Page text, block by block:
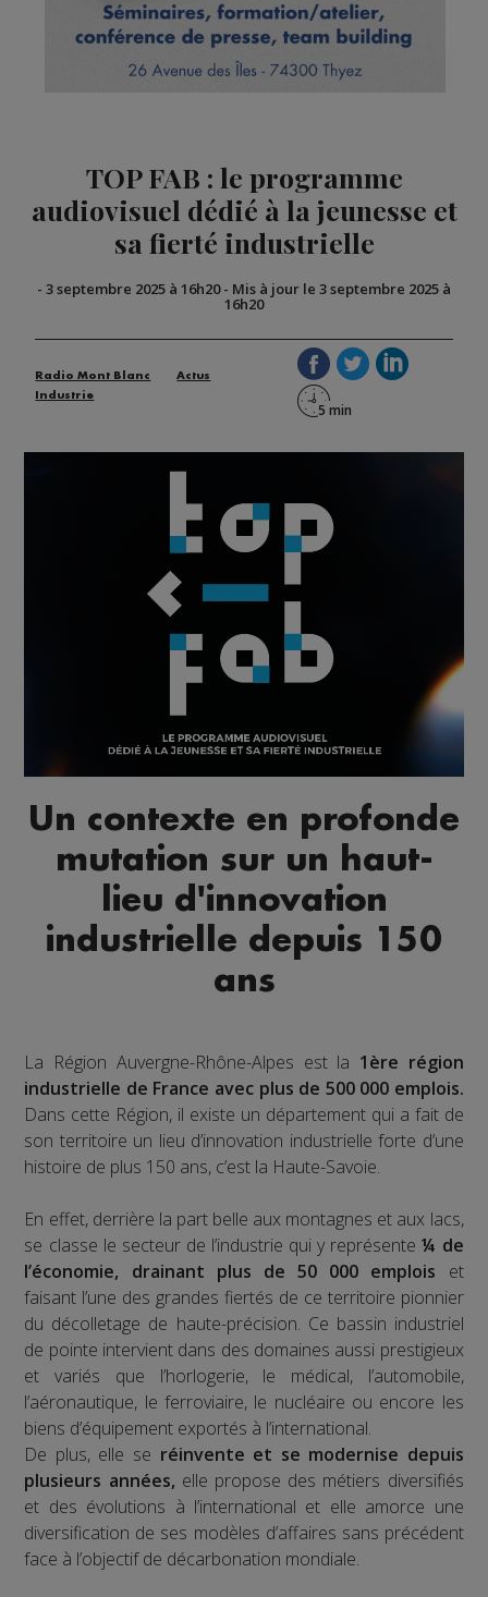
TOP FAB : le programme
audiovisuel dédié à la jeunesse et
sa fierté industrielle
- 3 septembre 2025 à 16h20- Mis à jour le 3 septembre 2025 à
16h20
Radio Mont Blanc
Actus
Industrie
Un contexte en profonde
mutation sur un haut-
lieu d'innovation
industrielle depuis 150
ans
La Région Auvergne-Rhône-Alpes est la 1ère région
industrielle de France avec plus de 500 000 emplois.
Dans cette Région, il existe un département qui a fait de
son territoire un lieu d’innovation industrielle forte d’une
histoire de plus 150 ans, c’est la Haute-Savoie.
En effet, derrière la part belle aux montagnes et aux lacs,
se classe le secteur de l’industrie qui y représente¼ de
l’économie, drainant plus de 50 000 emplois et
faisant l’une des grandes fiertés de ce territoire pionnier
du décolletage de haute-précision. Ce bassin industriel
de pointe intervient dans des domaines aussi prestigieux
et variés que l’horlogerie, le médical, l’automobile,
l’aéronautique, le ferroviaire, le nucléaire ou encore les
biens d’équipement exportés à l’international.
De plus, elle se réinvente et se modernise depuis
plusieurs années, elle propose des métiers diversifiés
et des évolutions à l’international et elle amorce une
diversification de ses modèles d’affaires sans précédent
face à l’objectif de décarbonation mondiale.